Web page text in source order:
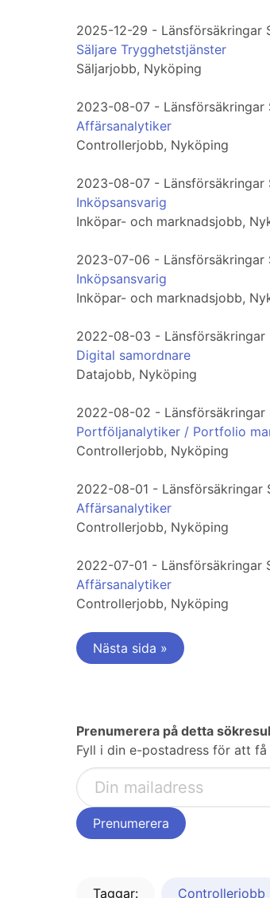
2025-12-29 - Länsförsäkringar
Säljare Trygghetstjänster
Säljarjobb, Nyköping
2023-08-07 - Länsförsäkringar
Affärsanalytiker
Controllerjobb, Nyköping
2023-08-07 - Länsförsäkringar
Inköpsansvarig
Inköpar- och marknadsjobb,
2023-07-06 - Länsförsäkringar
Inköpsansvarig
Inköpar- och marknadsjobb,
2022-08-03 - Länsförsäkringar
Digital samordnare
Datajobb, Nyköping
2022-08-02 - Länsförsäkringar
Portföljanalytiker / Portfolio
Controllerjobb, Nyköping
2022-08-01 - Länsförsäkringar
Affärsanalytiker
Controllerjobb, Nyköping
2022-07-01 - Länsförsäkringar
Affärsanalytiker
Controllerjobb, Nyköping
Nästa sida »
Prenumerera på detta
Fyll i din e-postadress för att
Taggar: Controllerjobb